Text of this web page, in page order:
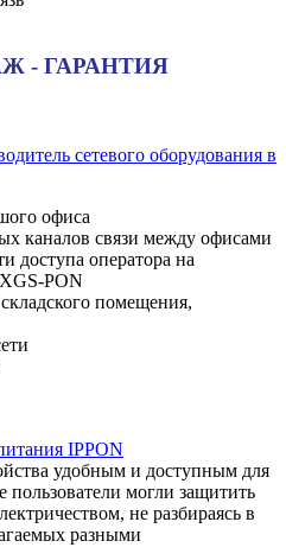
- ГАРАНТИЯ
сетевого оборудования в
офиса
каналов связи между офисами
доступа оператора на
PON
помещения,
IPPON
удобным и доступным для
могли защитить
не разбираясь в
разными